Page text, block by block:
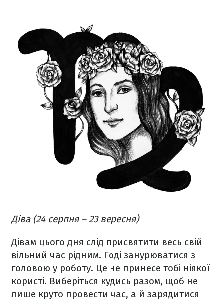
Діва (24 серпня – 23 вересня)
Дівам цього дня слід присвятити весь свій
вільний час рідним. Годі занурюватися з
головою у роботу. Це не принесе тобі ніякої
користі. Виберіться кудись разом, щоб не
лише круто провести час, а й зарядитися